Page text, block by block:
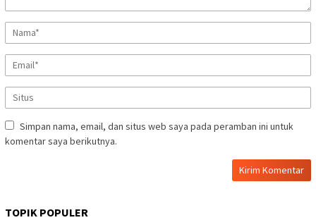
Simpan nama, email, dan situs web saya pada peramban ini untuk
komentar saya berikutnya.
TOPIK POPULER